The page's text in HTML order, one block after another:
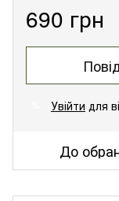
690 грн
Увійти для
До